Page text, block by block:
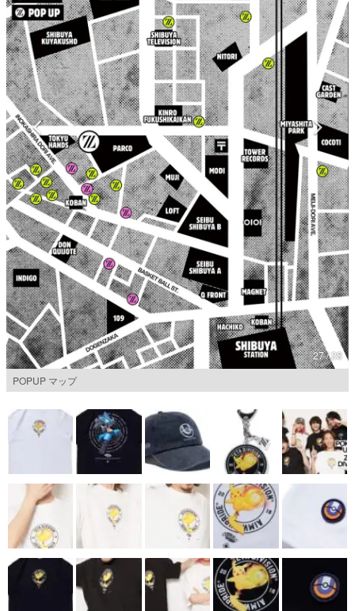
カテゴリ
特集記事
マンガ
女性向け
アプリレビュー
その他
電ファミニコゲーマーとは？
運営：株式会社マレ
27 / 28
POPUP マップ